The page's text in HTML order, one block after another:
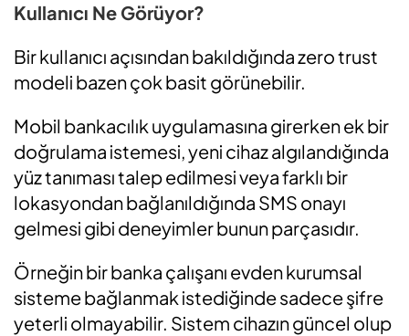
Kullanıcı Ne Görüyor?
Bir kullanıcı açısından bakıldığında zero trust
modeli bazen çok basit görünebilir.
Mobil bankacılık uygulamasına girerken ek bir
doğrulama istemesi, yeni cihaz algılandığında
yüz tanıması talep edilmesi veya farklı bir
lokasyondan bağlanıldığında SMS onayı
gelmesi gibi deneyimler bunun parçasıdır.
Örneğin bir banka çalışanı evden kurumsal
sisteme bağlanmak istediğinde sadece şifre
yeterli olmayabilir. Sistem cihazın güncel olup